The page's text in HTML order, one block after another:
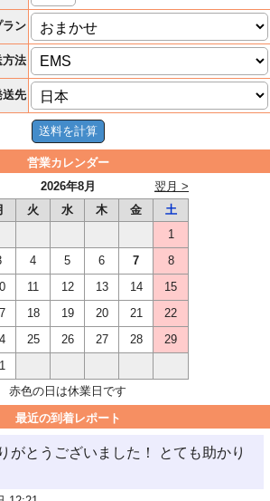
ラン
方法
送先
営業カレンダー
2026年8月
翌月 >
火 水 木 金
土
1
4 5 6 7
8
11 12 13 14
15
18 19 20 21
22
25 26 27 28
29
赤色の日は休業日です
最近の到着レポート
がとうございました！ とても助かり